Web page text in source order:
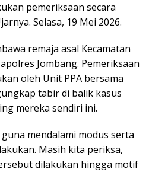
pemeriksaan secara
Selasa, 19 Mei 2026.
remaja asal Kecamatan
Jombang. Pemeriksaan
oleh Unit PPA bersama
tabir di balik kasus
mereka sendiri ini.
mendalami modus serta
Masih kita periksa,
dilakukan hingga motif